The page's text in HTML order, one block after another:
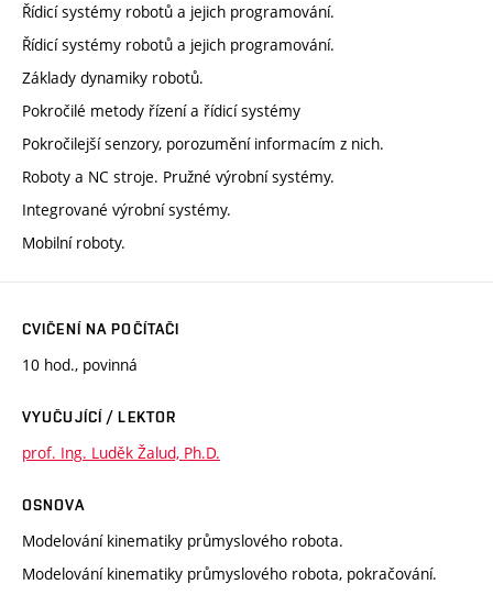
Řídicí systémy robotů a jejich programování.
Řídicí systémy robotů a jejich programování.
Základy dynamiky robotů.
Pokročilé metody řízení a řídicí systémy
Pokročilejší senzory, porozumění informacím z nich.
Roboty a NC stroje. Pružné výrobní systémy.
Integrované výrobní systémy.
Mobilní roboty.
CVIČENÍ NA POČÍTAČI
10 hod., povinná
VYUČUJÍCÍ / LEKTOR
prof. Ing. Luděk Žalud, Ph.D.
OSNOVA
Modelování kinematiky průmyslového robota.
Modelování kinematiky průmyslového robota, pokračování.